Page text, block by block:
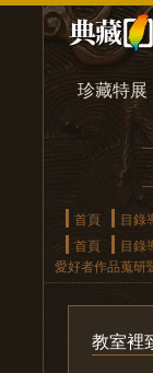
珍藏特展
首頁 目錄
首頁
目錄
愛好者作品蒐研
教室裡